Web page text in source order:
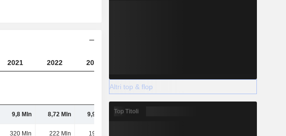
2021 2022 2023
9,8 Mln 8,72 Mln 9,99 Mln 10,37 Mln
320 Mln 222 Mln 193 Mln
Altri top & flop
Top Titoli